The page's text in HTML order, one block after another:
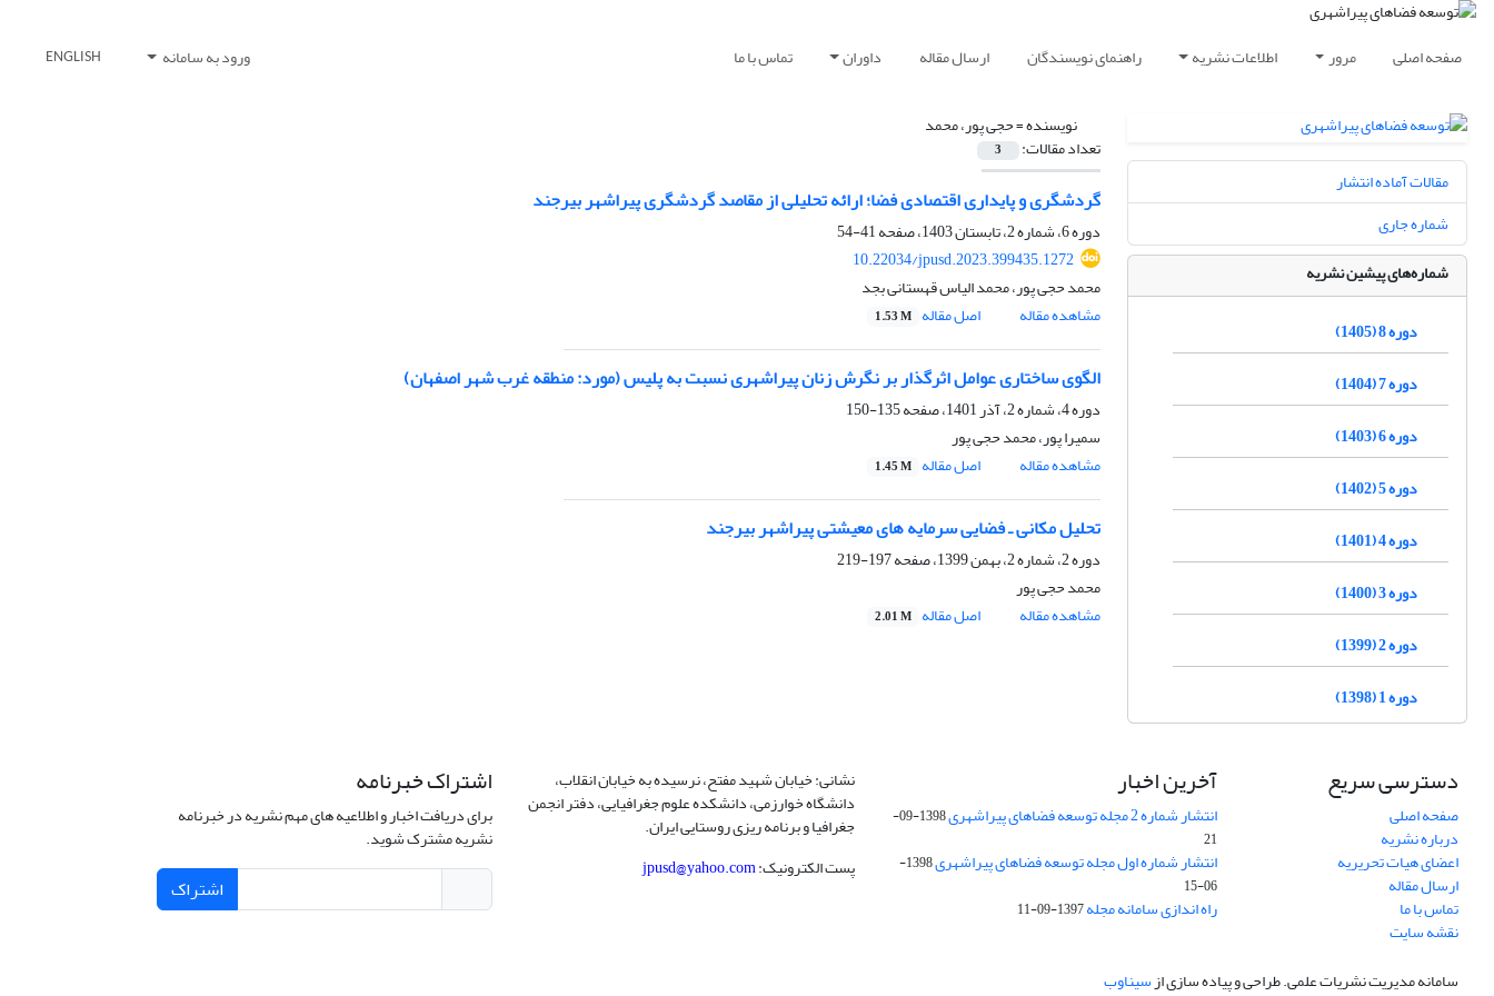
صفحه اصلی مرور اطلاعات نشریه راهنمای نویسندگان ارسال مقاله داوران تماس با ما ورود به سامانه ENGLISH
نویسنده =حجی پور، محمد
تعداد مقالات: 3
گردشگری و پایداری اقتصادی فضا؛ ارائه تحلیلی از مقاصد گردشگری پیراشهر بیرجند
دوره 6، شماره 2، تابستان 1403، صفحه
41-54
10.22034/jpusd.2023.399435.1272
محمد حجی پور، محمد الیاس قهستانی بجد
مشاهده مقاله
اصل مقاله 1.53 M
الگوی ساختاری عوامل اثرگذار بر نگرش زنان پیراشهری نسبت به پلیس (مورد: منطقه غرب شهر اصفهان)
دوره 4، شماره 2، آذر 1401، صفحه
135-150
سمیرا پور، محمد حجی پور
مشاهده مقاله
اصل مقاله 1.45 M
تحلیل مکانی ـ فضایی سرمایه های معیشتی پیراشهر بیرجند
دوره 2، شماره 2، بهمن 1399، صفحه
197-219
محمد حجی پور
مشاهده مقاله
اصل مقاله 2.01 M
مقالات آماده انتشار
شماره جاری
شماره‌های پیشین نشریه
دوره 8 (1405)
دوره 7 (1404)
دوره 6 (1403)
دوره 5 (1402)
دوره 4 (1401)
دوره 3 (1400)
دوره 2 (1399)
دوره 1 (1398)
دسترسی سریع
صفحه اصلی
درباره نشریه
اعضای هیات تحریریه
ارسال مقاله
تماس با ما
نقشه سایت
آخرین اخبار
انتشار شماره 2 مجله توسعه فضاهای پیراشهری
1398-09-
21
انتشار شماره اول مجله توسعه فضاهای پیراشهری
1398-
06-15
راه اندازی سامانه مجله1397-09-11
نشانی: خیابان شهید مفتح، نرسیده به خیابان انقلاب،
دانشگاه خوارزمی، دانشکده علوم جغرافیایی، دفتر انجمن
جغرافیا و برنامه ریزی روستایی ایران.
پست الکترونیک:jpusd@yahoo.com
اشتراک خبرنامه
برای دریافت اخبار و اطلاعیه های مهم نشریه در خبرنامه
نشریه مشترک شوید.
اشتراک
سامانه مدیریت نشریات علمی.طراحی و پیاده سازی ازسیناوب